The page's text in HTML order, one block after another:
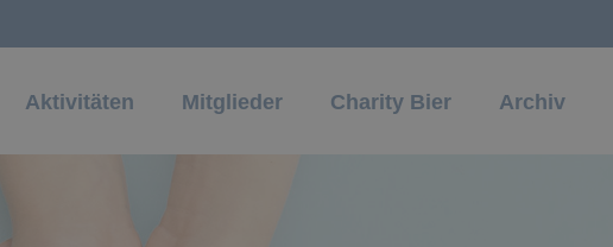
Aktivitäten Mitglieder Charity Bier Archiv